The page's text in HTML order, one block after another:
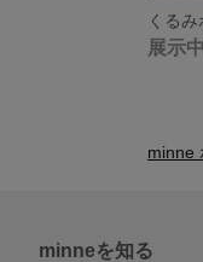
くる
展示中
minne
minneを知る